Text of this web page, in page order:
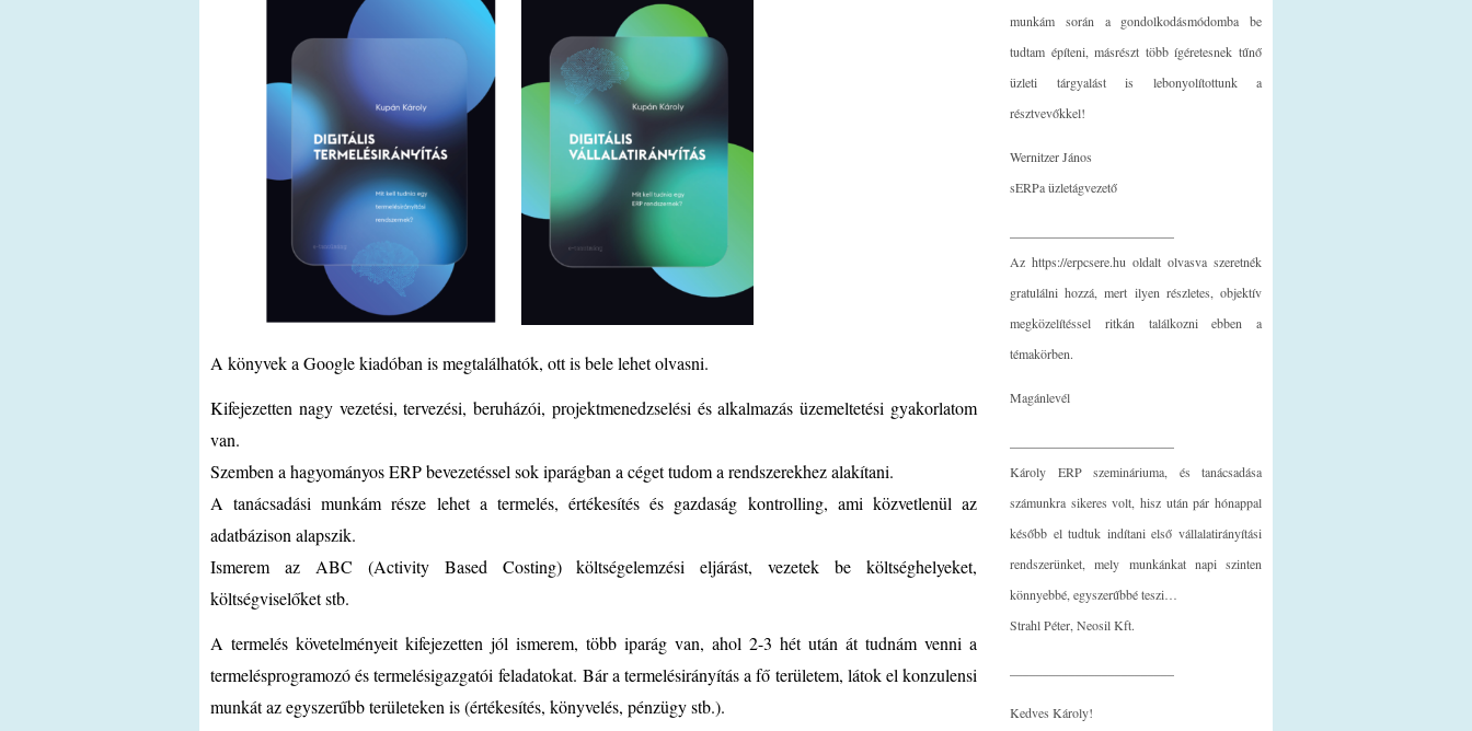
A könyvek a Google kiadóban is megtalálhatók, ott is bele lehet olvasni.
Kifejezetten nagy vezetési, tervezési, beruházói, projektmenedzselési és alkalmazás üzemeltetési gyakorlatom
van.
Szemben a hagyományos ERP bevezetéssel sok iparágban a céget tudom a rendszerekhez alakítani.
A tanácsadási munkám része lehet a termelés, értékesítés és gazdaság kontrolling, ami közvetlenül az
adatbázison alapszik.
Ismerem az ABC (Activity Based Costing) költségelemzési eljárást, vezetek be költséghelyeket,
költségviselőket stb.
A termelés követelményeit kifejezetten jól ismerem, több iparág van, ahol 2-3 hét után át tudnám venni a
termelésprogramozó és termelésigazgatói feladatokat. Bár a termelésirányítás a fő területem, látok el konzulensi
munkát az egyszerűbb területeken is (értékesítés, könyvelés, pénzügy stb.).
munkám során a gondolkodásmódomba be
tudtam építeni, másrészt több ígéretesnek tűnő
üzleti tárgyalást is lebonyolítottunk a
résztvevőkkel!
Wernitzer János
sERPa üzletágvezető
Az https://erpcsere.hu oldalt olvasva szeretnék
gratulálni hozzá, mert ilyen részletes, objektív
megközelítéssel ritkán találkozni ebben a
témakörben.
Magánlevél
Károly ERP szemináriuma, és tanácsadása
számunkra sikeres volt, hisz után pár hónappal
később el tudtuk indítani első vállalatirányítási
rendszerünket, mely munkánkat napi szinten
könnyebbé, egyszerűbbé teszi…
Strahl Péter, Neosil Kft.
Kedves Károly!